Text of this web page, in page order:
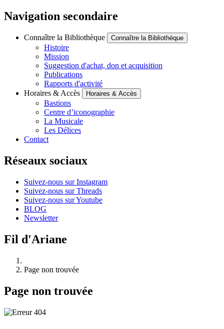
Navigation secondaire
Connaître la Bibliothèque Connaître la Bibliothèque
Histoire
Mission
Suggestion d'achat, don et acquisition
Publications
Rapports d'activité
Horaires & Accès
Horaires & Accès
Bastions
Centre d’iconographie
La Musicale
Les Délices
Contact
Réseaux sociaux
Suivez-nous sur Instagram
Suivez-nous sur Threads
Suivez-nous sur Youtube
BLOG
Newsletter
Fil d'Ariane
Page non trouvée
Page non trouvée